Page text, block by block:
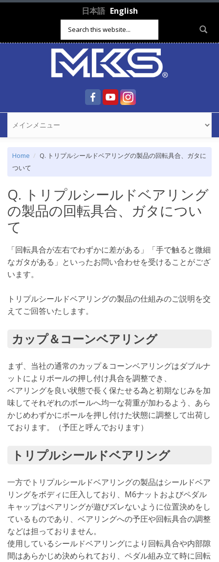
Skip to main content 日本語 English
Search form
Home
Q. トリプルシールドベアリングの製品の回転具合、ガタに
ついて
Q. トリプルシールドベアリング
の製品の回転具合、ガタについ
て
「回転具合が左右でわずかに差がある」「手で触ると微細
なガタがある」といったお問い合わせを受けることがござ
います。
トリプルシールドベアリングの製品の仕組みのご説明を交
えてご回答いたします。
カップ＆コーンベアリング
まず、当社の通常のカップ＆コーンベアリングはダブルナ
ットによりボールの押し付け具合を調整でき、
ベアリングを良い状態で長く保たせる為と初期なじみを加
味してそれぞれのボールへ均一な荷重が加わるよう、あら
かじめわずかにボールを押し付けた状態に調整して出荷し
ております。（予圧と呼んでおります）
トリプルシールドベアリング
一方でトリプルシールドベアリングの製品はシールドベア
リングをボディに圧入しており、M6ナットおよびペダル
キャップはベアリングが遊びズレないように位置決めをし
ているものであり、ベアリングへの予圧や回転具合の調整
などは担っておりません。
使用しているシールドベアリングにより回転具合や内部隙
間はあらかじめ決められており、ペダル組み立て時に回転